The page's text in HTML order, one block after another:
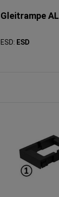
Gleitrampe AL
ESD: ESD